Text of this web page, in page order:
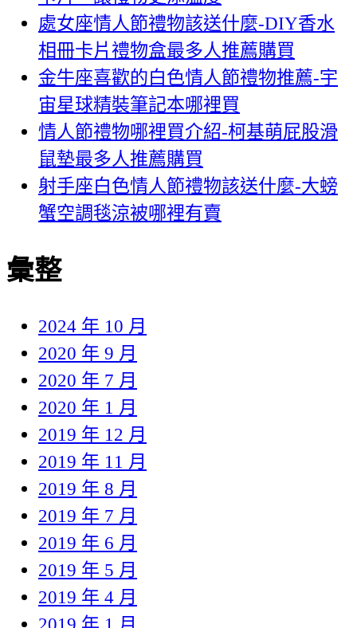
處女座情人節禮物該送什麼-DIY香水
相冊卡片禮物盒最多人推薦購買
金牛座喜歡的白色情人節禮物推薦-宇
宙星球精裝筆記本哪裡買
情人節禮物哪裡買介紹-柯基萌屁股滑
鼠墊最多人推薦購買
射手座白色情人節禮物該送什麼-大螃
蟹空調毯涼被哪裡有賣
彙整
2024 年 10 月
2020 年 9 月
2020 年 7 月
2020 年 1 月
2019 年 12 月
2019 年 11 月
2019 年 8 月
2019 年 7 月
2019 年 6 月
2019 年 5 月
2019 年 4 月
2019 年 1 月